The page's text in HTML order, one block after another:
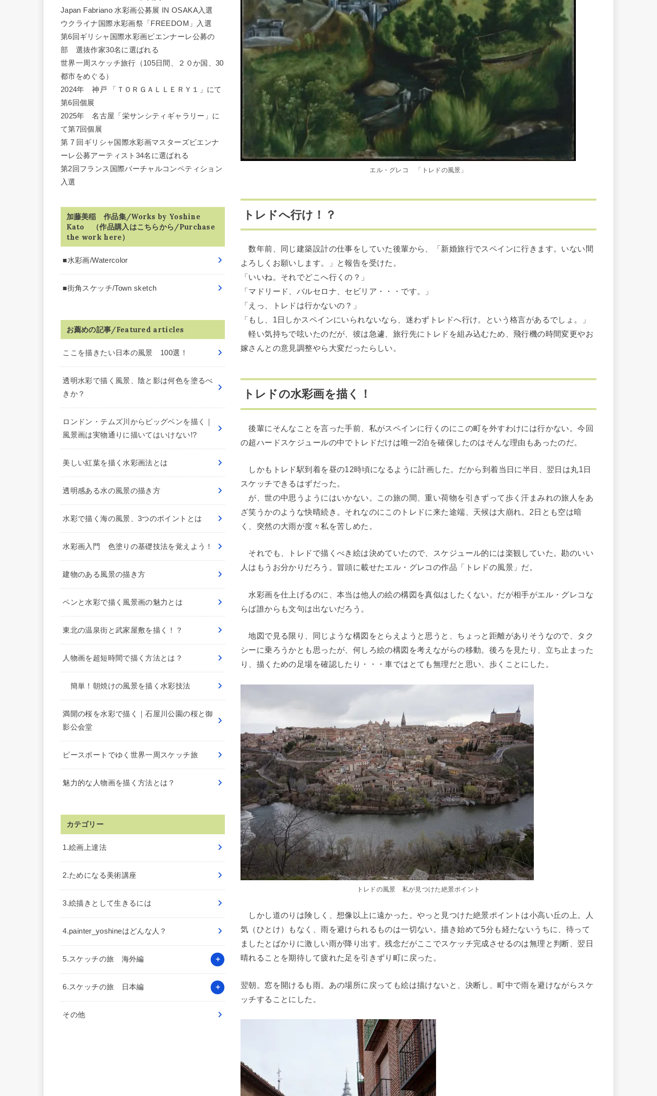
エル・グレコ 「トレドの風景」
トレドへ行け！？
数年前、同じ建築設計の仕事をしていた後輩から、「新婚旅行でスペインに行きます。いない間
よろしくお願いします。」と報告を受けた。
「いいね。それでどこへ行くの？」
「マドリード、バルセロナ、セビリア・・・です。」
「えっ、トレドは行かないの？」
「もし、1日しかスペインにいられないなら、迷わずトレドへ行け。という格言があるでしょ。」
軽い気持ちで呟いたのだが、彼は急遽、旅行先にトレドを組み込むため、飛行機の時間変更やお
嫁さんとの意見調整やら大変だったらしい。
トレドの水彩画を描く！
後輩にそんなことを言った手前、私がスペインに行くのにこの町を外すわけには行かない。今回
の超ハードスケジュールの中でトレドだけは唯一2泊を確保したのはそんな理由もあったのだ。
しかもトレド駅到着を昼の12時頃になるように計画した。だから到着当日に半日、翌日は丸1日
スケッチできるはずだった。
が、世の中思うようにはいかない。この旅の間、重い荷物を引きずって歩く汗まみれの旅人をあ
ざ笑うかのような快晴続き。それなのにこのトレドに来た途端、天候は大崩れ。2日とも空は暗
く、突然の大雨が度々私を苦しめた。
それでも、トレドで描くべき絵は決めていたので、スケジュール的には楽観していた。勘のいい
人はもうお分かりだろう。冒頭に載せたエル・グレコの作品「トレドの風景」だ。
水彩画を仕上げるのに、本当は他人の絵の構図を真似はしたくない。だが相手がエル・グレコな
らば誰からも文句は出ないだろう。
地図で見る限り、同じような構図をとらえようと思うと、ちょっと距離がありそうなので、タク
シーに乗ろうかとも思ったが、何しろ絵の構図を考えながらの移動。後ろを見たり、立ち止まった
り、描くための足場を確認したり・・・車ではとても無理だと思い、歩くことにした。
トレドの風景 私が見つけた絶景ポイント
しかし道のりは険しく、想像以上に遠かった。やっと見つけた絶景ポイントは小高い丘の上。人
気（ひとけ）もなく、雨を避けられるものは一切ない。描き始めて5分も経たないうちに、待って
ましたとばかりに激しい雨が降り出す。残念だがここでスケッチ完成させるのは無理と判断、翌日
晴れることを期待して疲れた足を引きずり町に戻った。
翌朝。窓を開けるも雨。あの場所に戻っても絵は描けないと、決断し、町中で雨を避けながらスケ
ッチすることにした。
Japan Fabriano 水彩画公募展 IN OSAKA入選
ウクライナ国際水彩画祭「FREEDOM」入選
第6回ギリシャ国際水彩画ビエンナーレ公募の
部 選抜作家30名に選ばれる
世界一周スケッチ旅行（105日間、２０か国、30
都市をめぐる）
2024年 神戸 「ＴＯＲＧＡＬＬＥＲＹ１」にて
第6回個展
2025年 名古屋「栄サンシティギャラリー」に
て第7回個展
第 7 回ギリシャ国際水彩画マスターズビエンナ
ーレ公募アーティスト34名に選ばれる
第2回フランス国際バーチャルコンペティション
入選
加藤美稲 作品集/Works by Yoshine
Kato （作品購入はこちらから/Purchase
the work here）
■水彩画/Watercolor
■街角スケッチ/Town sketch
お薦めの記事/Featured articles
ここを描きたい日本の風景 100選！
透明水彩で描く風景、陰と影は何色を塗るべ
きか？
ロンドン・テムズ川からビッグベンを描く｜
風景画は実物通りに描いてはいけない!?
美しい紅葉を描く水彩画法とは
透明感ある水の風景の描き方
水彩で描く海の風景、3つのポイントとは
水彩画入門 色塗りの基礎技法を覚えよう！
建物のある風景の描き方
ペンと水彩で描く風景画の魅力とは
東北の温泉街と武家屋敷を描く！？
人物画を超短時間で描く方法とは？
簡単！朝焼けの風景を描く水彩技法
満開の桜を水彩で描く｜石屋川公園の桜と御
影公会堂
ピースボートでゆく世界一周スケッチ旅
魅力的な人物画を描く方法とは？
カテゴリー
1.絵画上達法
2.ためになる美術講座
3.絵描きとして生きるには
4.painter_yoshineはどんな人？
5.スケッチの旅 海外編
6.スケッチの旅 日本編
その他